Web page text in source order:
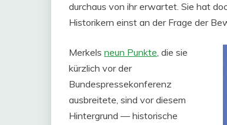
durchaus von ihr erwartet. Sie hat
Historikern einst an der Frage der
Merkels neun Punkte, die sie
kürzlich vor der
Bundespressekonferenz
ausbreitete, sind vor diesem
Hintergrund — historische